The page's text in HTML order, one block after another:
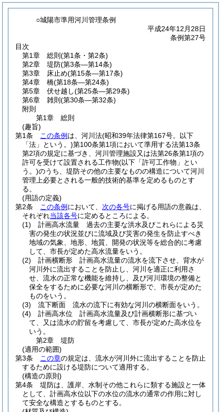
○城陽市準用河川管理条例
平成24年12月28日
条例第27号
目次
第1章
総則 (第1条・第2条)
第2章
堤防(第3条―第14条)
第3章
床止め(第15条―第17条)
第4章
橋(第18条―第24条)
第5章
伏せ越し(第25条―第29条)
第6章
雑則 (第30条―第32条)
附則
第1章
総則
(趣旨)
第1条
この条例 は、河川法(昭和39年法律第167号。以下
「法」という。)第100条第1項において準用する法第13条
第2項の規定に基づき、河川管理施設又は法第26条第1項の
許可を受けて設置される工作物(以下「許可工作物」とい
う。)のうち、堤防その他の主要なものの構造について河川
管理上必要とされる一般的技術的基準を定めるものとす
る。
(用語の定義)
第2条
この条例 において、 次の各号に掲げる用語の意義は、
それぞれ当該各号に定めるところによる。
(1)
計画高水流量 過去の主要な洪水及びこれらによる災
害の発生の状況並びに流域及び災害の発生を防止すべき
地域の気象、地形、地質、開発の状況等を総合的に考慮
して、市長が定めた高水流量をいう。
(2)
計画横断形 計画高水流量の流水を流下させ、背水が
河川外に流出することを防止し、河川を適正に利用さ
せ、流水の正常な機能を維持し、及び河川環境の整備と
保全をするために必要な河川の横断形で、市長が定めた
ものをいう。
(3)
流下断面 流水の流下に有効な河川の横断面をいう。
(4)
計画高水位 計画高水流量及び計画横断形に基づい
て、又は流水の貯留を考慮して、市長が定めた高水位を
いう。
第2章
堤防
(適用の範囲)
第3条
この章の規定は、流水が河川外に流出することを防止
するために設ける堤防について適用する。
(構造の原則)
第4条
堤防は、護岸、水制その他これらに類する施設と一体
として、計画高水位以下の水位の流水の通常の作用に対し
て安全な構造とするものとする。